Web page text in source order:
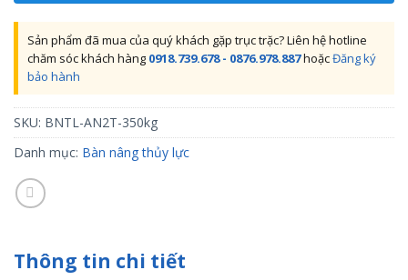
Sản phẩm đã mua của quý khách gặp trục trặc? Liên hệ hotline
chăm sóc khách hàng 0918.739.678 - 0876.978.887hoặcĐăng ký
bảo hành
SKU: BNTL-AN2T-350kg
Danh mục: Bàn nâng thủy lực
Thông tin chi tiết